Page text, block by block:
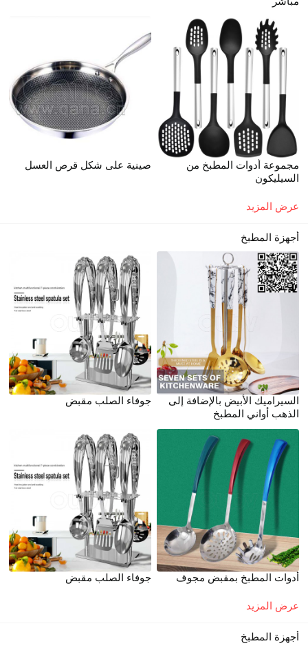
مجموعة أدوات المطبخ من
السيليكون
صينية على شكل قرص العسل
عرض المزيد
أجهزة المطبخ
السيراميك الأبيض بالإضافة إلى
الذهب أواني المطبخ
جوفاء الصلب مقبض
أدوات المطبخ بمقبض مجوف جوفاء الصلب مقبض
عرض المزيد
أجهزة المطبخ